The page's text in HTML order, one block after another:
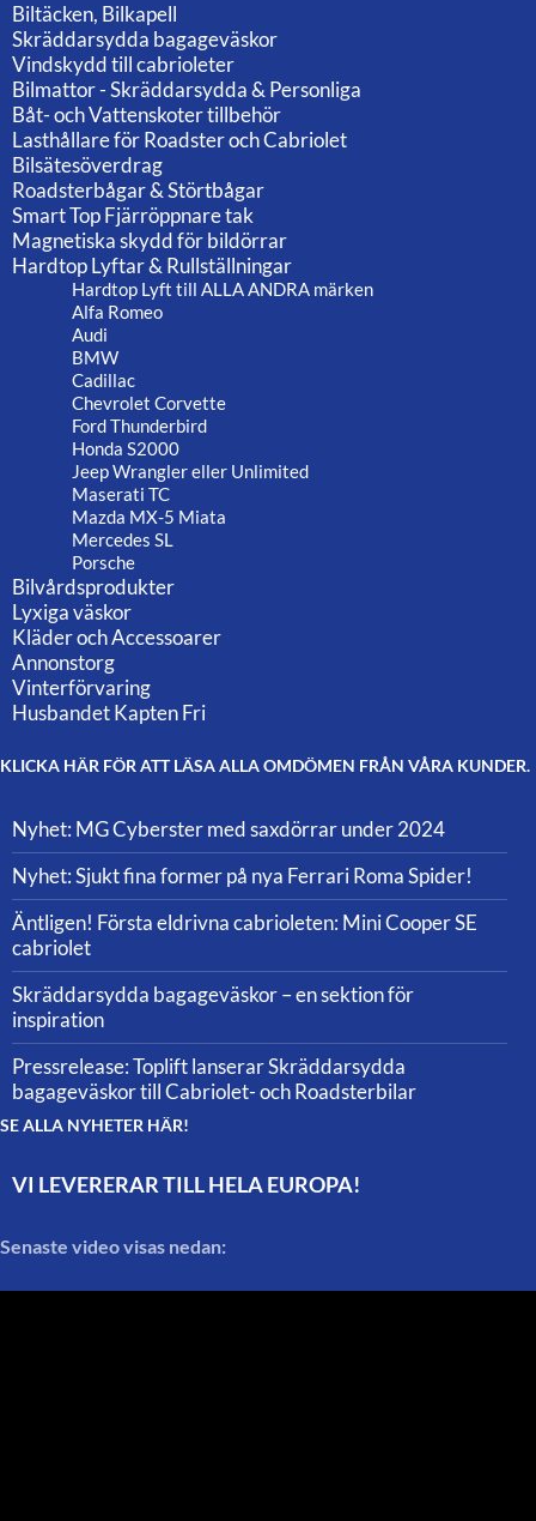
Biltäcken, Bilkapell
Skräddarsydda bagageväskor
Vindskydd till cabrioleter
Bilmattor - Skräddarsydda & Personliga
Båt- och Vattenskoter tillbehör
Lasthållare för Roadster och Cabriolet
Bilsätesöverdrag
Roadsterbågar & Störtbågar
Smart Top Fjärröppnare tak
Magnetiska skydd för bildörrar
Hardtop Lyftar & Rullställningar
Hardtop Lyft till ALLA ANDRA märken
Alfa Romeo
Audi
BMW
Cadillac
Chevrolet Corvette
Ford Thunderbird
Honda S2000
Jeep Wrangler eller Unlimited
Maserati TC
Mazda MX-5 Miata
Mercedes SL
Porsche
Bilvårdsprodukter
Lyxiga väskor
Kläder och Accessoarer
Annonstorg
Vinterförvaring
Husbandet Kapten Fri
KLICKA HÄR FÖR ATT LÄSA ALLA OMDÖMEN FRÅN VÅRA KUNDER.
Nyhet: MG Cyberster med saxdörrar under 2024
Nyhet: Sjukt fina former på nya Ferrari Roma Spider!
Äntligen! Första eldrivna cabrioleten: Mini Cooper SE
cabriolet
Skräddarsydda bagageväskor – en sektion för
inspiration
Pressrelease: Toplift lanserar Skräddarsydda
bagageväskor till Cabriolet- och Roadsterbilar
SE ALLA NYHETER HÄR!
VI LEVERERAR TILL HELA EUROPA!
Senaste video visas nedan: